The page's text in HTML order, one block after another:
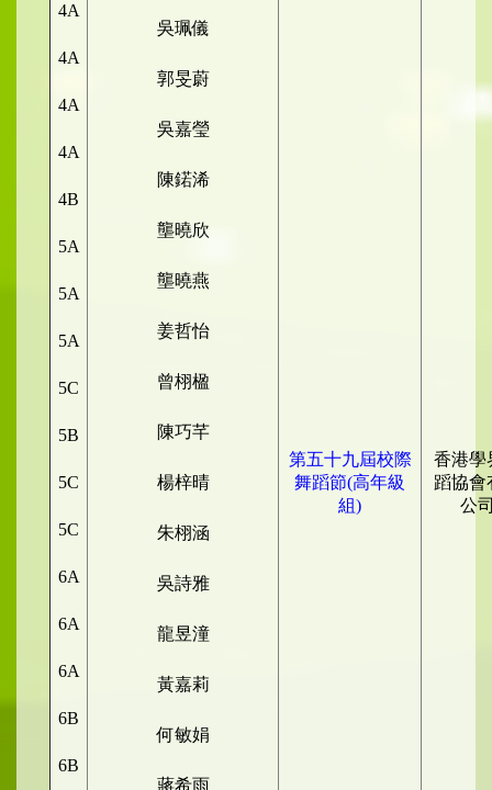
4A
4A
4A
4A
4B
5A
5A
5A
5C
5B
5C
5C
6A
6A
6A
6B
6B
吳珮儀
郭旻蔚
吳嘉瑩
陳鍩浠
壟曉欣
壟曉燕
姜哲怡
曾栩楹
陳巧芊
楊梓晴
朱栩涵
吳詩雅
龍昱潼
黃嘉莉
何敏娟
蔣希雨
第五十九屆校際
舞蹈節(高年級
組)
香港學
蹈協會
公